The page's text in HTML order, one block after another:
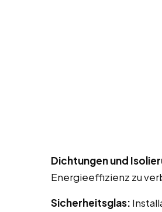
Dichtungen und
Energieeffizienz zu
Sicherheitsglas: